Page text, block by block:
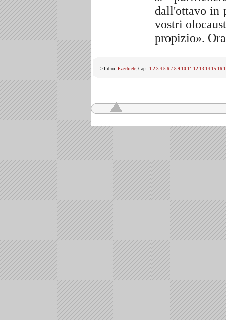
dall'ottavo in
vostri
propizio».
> Libro: Ezechiele, Cap.: 1 2 3 4 5 6 7 8 9 10 11 12 13 14 15 16